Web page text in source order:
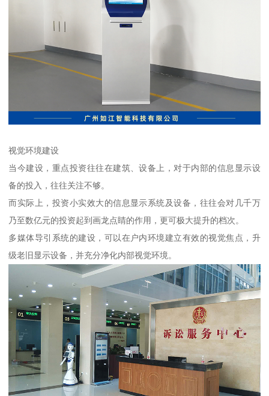
视觉环境建设
当今建设，重点投资往往在建筑、设备上，对于内部的信息显示设
备的投入，往往关注不够。
而实际上，投资小实效大的信息显示系统及设备，往往会对几千万
乃至数亿元的投资起到画龙点睛的作用，更可极大提升的档次。
多媒体导引系统的建设，可以在户内环境建立有效的视觉焦点，升
级老旧显示设备，并充分净化内部视觉环境。